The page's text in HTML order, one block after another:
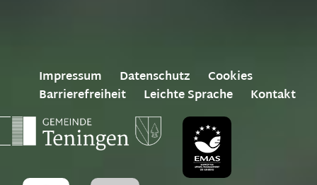
Impressum Datenschutz
Cookies
Barrierefreiheit
Leichte Sprache Kontakt